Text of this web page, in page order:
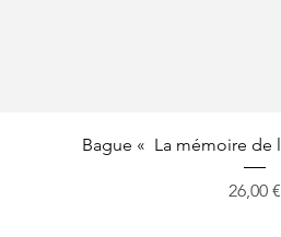
Aperçu
Bague « La mémoire de
Prix
26,00 €